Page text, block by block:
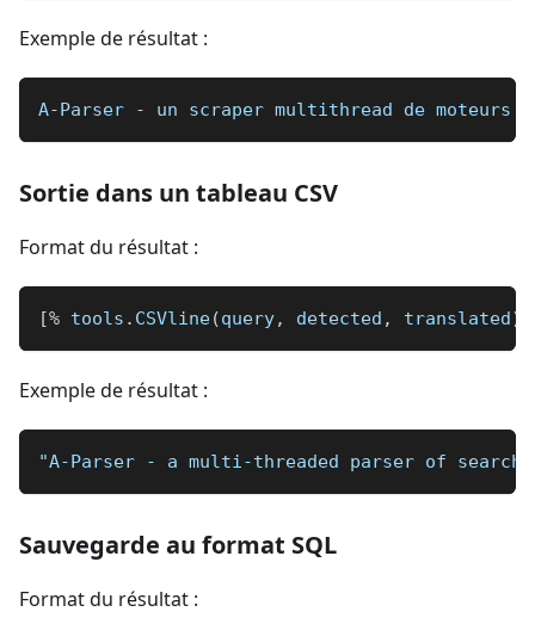
Exemple de résultat :
A-Parser - un scraper multithread de
Sortie dans un tableau CSV
Format du résultat :
[% tools . CSVline(query, detected , translated)
Exemple de résultat :
"A-Parser - a multi-threaded parser of
Sauvegarde au format SQL
Format du résultat :